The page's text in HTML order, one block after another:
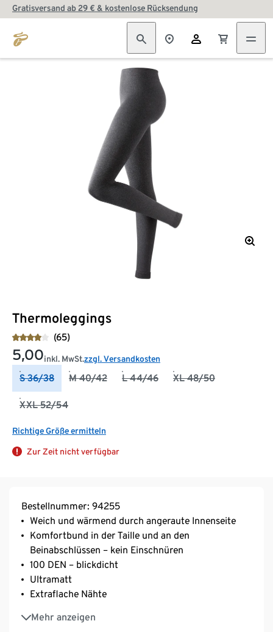
Gratisversand ab 29 € & kostenlose Rücksendung
Thermoleggings
(65)
5,00inkl. MwSt.zzgl. Versandkosten
S 36/38 M 40/42 L 44/46 XL 48/50
XXL 52/54
Richtige Größe ermitteln
Zur Zeit nicht verfügbar
Bestellnummer: 94255
Weich und wärmend durch angeraute Innenseite
Komfortbund in der Taille und an den
Beinabschlüssen – kein Einschnüren
100 DEN – blickdicht
Ultramatt
Extraflache Nähte
Mehr anzeigen
Mit Komfort-Zwickel ab Gr. 40/42
Mit Elasthan: formbeständig, perfekter Sitz, hoher